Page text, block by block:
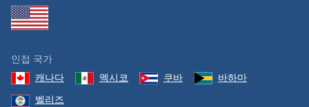
인접 국가
캐나다
멕시코 쿠바
바하마
벨리즈